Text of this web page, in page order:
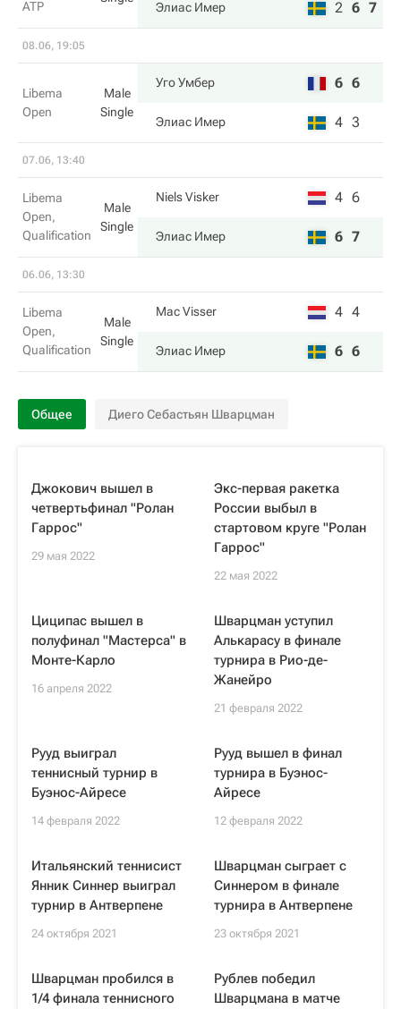
ATP Элиас Имер 2 6 7
08.06, 19:05
Libema
Open
Male
Single
Уго Умбер 6 6
Элиас Имер 4 3
07.06, 13:40
Libema
Open,
Qualification
Male
Single
Niels Visker 4 6
Элиас Имер 6 7
06.06, 13:30
Libema
Open,
Qualification
Male
Single
Mac Visser 4 4
Элиас Имер 6 6
Общее Диего Себастьян Шварцман
Джокович вышел в
четвертьфинал "Ролан
Гаррос"
29 мая 2022
Экс-первая ракетка
России выбыл в
стартовом круге "Ролан
Гаррос"
22 мая 2022
Циципас вышел в
полуфинал "Мастерса" в
Монте-Карло
16 апреля 2022
Шварцман уступил
Алькарасу в финале
турнира в Рио-де-
Жанейро
21 февраля 2022
Рууд выиграл
теннисный турнир в
Буэнос-Айресе
14 февраля 2022
Рууд вышел в финал
турнира в Буэнос-
Айресе
12 февраля 2022
Итальянский теннисист
Янник Синнер выиграл
турнир в Антверпене
24 октября 2021
Шварцман сыграет с
Синнером в финале
турнира в Антверпене
23 октября 2021
Шварцман пробился в
1/4 финала теннисного
Рублев победил
Шварцмана в матче